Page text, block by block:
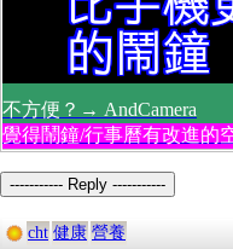
不方便？→ AndCamera
覺得鬧鐘/行事曆有改進的
----------- Reply -----------
cht 健康 營養